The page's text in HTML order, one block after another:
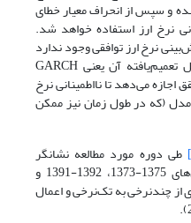
و سپس از انحراف معیار خطای
نرخ ارز استفاده خواهد شد.
نرخ ارز توافقی وجود ندارد
ولی مدل‌های عمومی ARCH و شکل تعمیم‌یافته آن یعنی GARCH
می‌دهد تا نااطمینانی نرخ
مدل (که در طول زمان نیز ممکن
طی دوره مورد مطالعه نشانگر
نوسان‌های شدید نرخ ارز در سال‌های 1375-1373، 1392-1391 و
ارزی از چندنرخی به تک‌نرخی و اعمال